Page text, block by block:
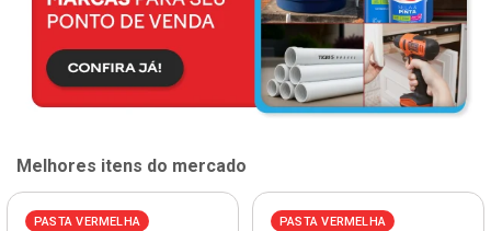
Melhores itens do mercado
PASTA VERMELHA PASTA VERMELHA